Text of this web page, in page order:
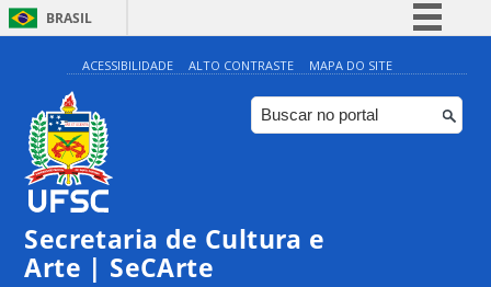
BRASIL
Simplifique!
Comunica BR
Participe
ACESSIBILIDADE ALTO CONTRASTE MAPA DO SITE
Secretaria de Cultura e
Arte | SeCArte
0:00
1:00
◤Inscrições | Projeto 12:30